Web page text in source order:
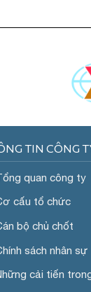
TIN CÔNG
quan công ty
cấu tổ chức
bộ chủ chốt
sách nhân sự
cải tiến